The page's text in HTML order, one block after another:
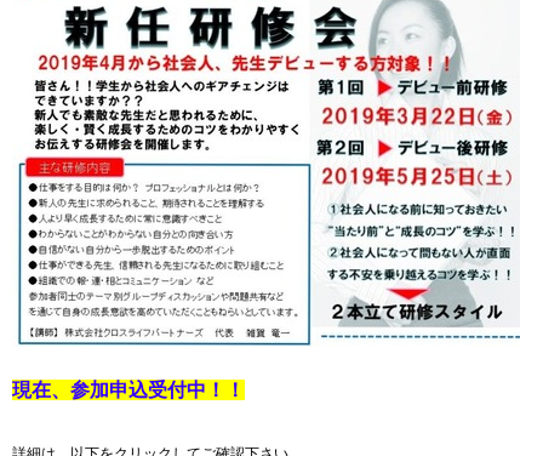
現在、参加申込受付中！！